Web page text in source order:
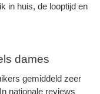
in huis, de looptijd en
dames
gemiddeld zeer
nationale reviews